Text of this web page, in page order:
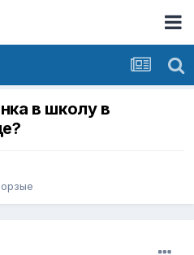
в школу в